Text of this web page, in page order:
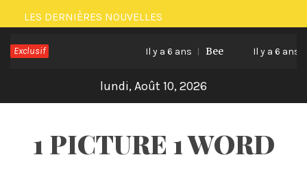
Passer
au
contenu
LES DERNIÈRES NOUVELLES
Exclusif Il y a 6 ans Bee Il y a 6 ans
lundi, Août 10, 2026
1 PICTURE 1 WORD